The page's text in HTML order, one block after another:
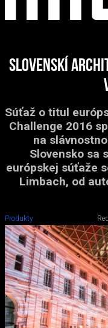
Slovenskí
Súťaž o titul
Challenge 2016
na
Slovensko sa
európskej súťaže
Limbach, od
Produkty